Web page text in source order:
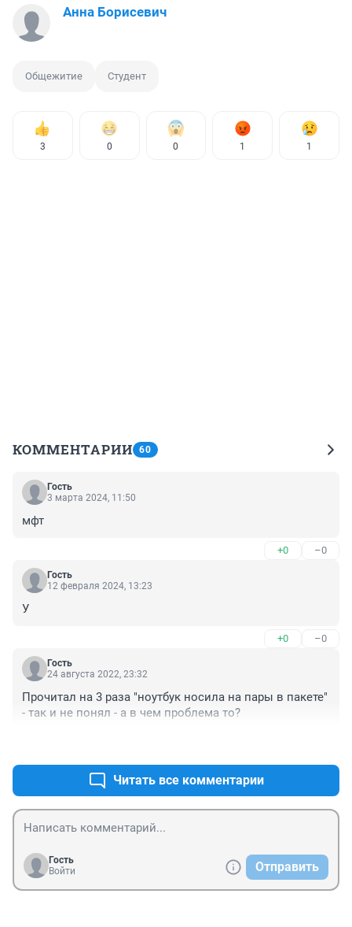
Анна Борисевич
Общежитие Студент
3 0 0 1 1
КОММЕНТАРИИ 60
Гость
3 марта 2024, 11:50
мфт
+0 –0
Гость
12 февраля 2024, 13:23
У
+0 –0
Гость
24 августа 2022, 23:32
Прочитал на 3 раза "ноутбук носила на пары в пакете"
- так и не понял - а в чем проблема то?
Читать все комментарии
Гость
Войти
Отправить